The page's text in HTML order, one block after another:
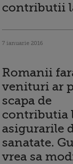
contributii
7 ianuarie 2016
Romanii
venituri ar
scapa de
contributia
asigurarile
sanatate.
vrea sa